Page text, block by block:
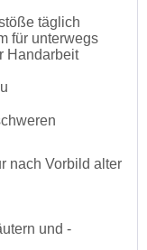
täglich
für unterwegs
Handarbeit
nach Vorbild alter
und -